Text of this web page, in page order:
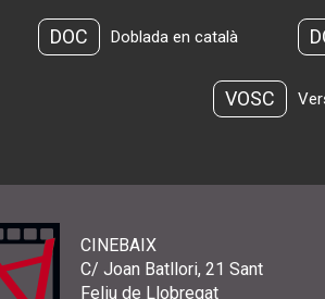
DOC Doblada en català
VOSC
CINEBAIX
C/ Joan Batllori, 21 Sant
Feliu de Llobregat